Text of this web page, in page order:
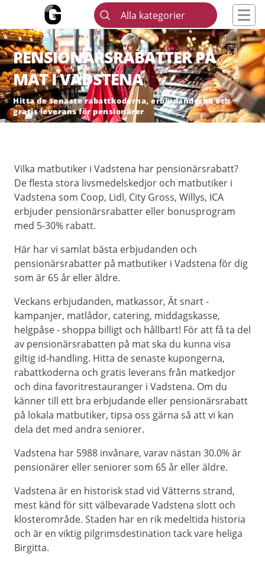
Alla kategorier
PENSIONÄRSRABATTER PÅ
MAT I VADSTENA
Hitta de senaste rabattkoderna, erbjudanderna och
gratis leverans för pensionärer
Vilka matbutiker i Vadstena har pensionärsrabatt?
De flesta stora livsmedelskedjor och matbutiker i
Vadstena som Coop, Lidl, City Gross, Willys, ICA
erbjuder pensionärsrabatter eller bonusprogram
med 5-30% rabatt.
Här har vi samlat bästa erbjudanden och
pensionärsrabatter på matbutiker i Vadstena för dig
som är 65 år eller äldre.
Veckans erbjudanden, matkassor, Ät snart -
kampanjer, matlådor, catering, middagskasse,
helgpåse - shoppa billigt och hållbart! För att få ta del
av pensionärsrabatten på mat ska du kunna visa
giltig id-handling. Hitta de senaste kupongerna,
rabattkoderna och gratis leverans från matkedjor
och dina favoritrestauranger i Vadstena. Om du
känner till ett bra erbjudande eller pensionärsrabatt
på lokala matbutiker, tipsa oss gärna så att vi kan
dela det med andra seniorer.
Vadstena har 5988 invånare, varav nästan 30.0% är
pensionärer eller seniorer som 65 år eller äldre.
Vadstena är en historisk stad vid Vätterns strand,
mest känd för sitt välbevarade Vadstena slott och
klosterområde. Staden har en rik medeltida historia
och är en viktig pilgrimsdestination tack vare heliga
Birgitta.